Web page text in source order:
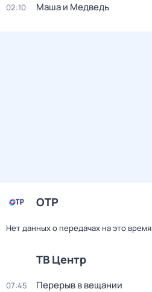
02:10 Маша и Медведь
ОТР
Нет данных о передачах на это время
ТВ Центр
07:45 Перерыв в вещании